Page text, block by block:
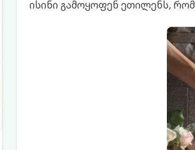
ისინი გამოყოფენ ეთილენს,